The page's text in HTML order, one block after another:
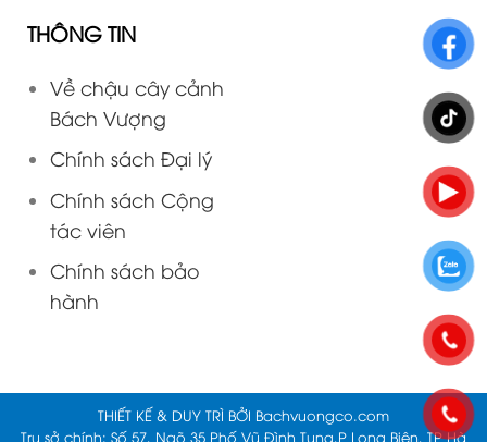
THÔNG TIN
Về chậu cây cảnh
Bách Vượng
Chính sách Đại lý
Chính sách Cộng
tác viên
Chính sách bảo
hành
THIẾT KẾ & DUY TRÌ BỞI Bachvuongco.com
Trụ sở chính: Số 57, Ngõ 35 Phố Vũ Đình Tụng,P Long Biên, TP Hà